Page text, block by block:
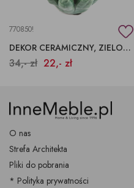
770850!
DEKOR CERAMICZNY, ZIELONE DODATKI DO DOMU, CERAMICZNE OZDOBY
34,- zł 22,- zł
O nas
Strefa Architekta
Pliki do pobrania
* Polityka prywatności